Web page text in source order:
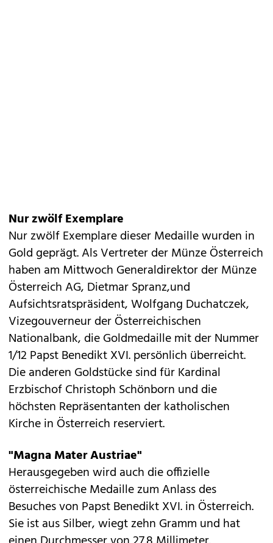
Nur zwölf Exemplare
Nur zwölf Exemplare dieser Medaille wurden in
Gold geprägt. Als Vertreter der Münze Österreich
haben am Mittwoch Generaldirektor der Münze
Österreich AG, Dietmar Spranz,und
Aufsichtsratspräsident, Wolfgang Duchatczek,
Vizegouverneur der Österreichischen
Nationalbank, die Goldmedaille mit der Nummer
1/12 Papst Benedikt XVI. persönlich überreicht.
Die anderen Goldstücke sind für Kardinal
Erzbischof Christoph Schönborn und die
höchsten Repräsentanten der katholischen
Kirche in Österreich reserviert.
"Magna Mater Austriae"
Herausgegeben wird auch die offizielle
österreichische Medaille zum Anlass des
Besuches von Papst Benedikt XVI. in Österreich.
Sie ist aus Silber, wiegt zehn Gramm und hat